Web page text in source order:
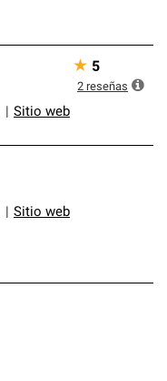
Sitio web
★ 5
2 reseñas
Sitio web